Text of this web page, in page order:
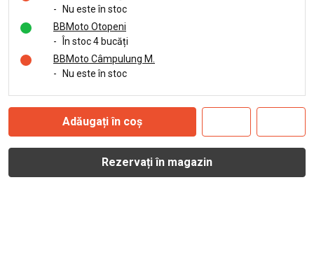
-
Nu este în stoc
BBMoto Otopeni
-
În stoc 4 bucăți
BBMoto Câmpulung M.
-
Nu este în stoc
Adăugați în coș
Rezervați în magazin